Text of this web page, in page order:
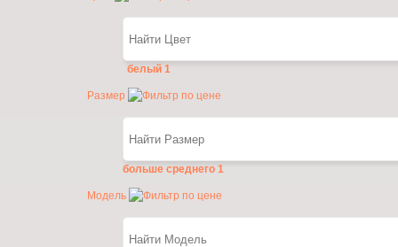
белый 1
Размер
больше среднего 1
Модель